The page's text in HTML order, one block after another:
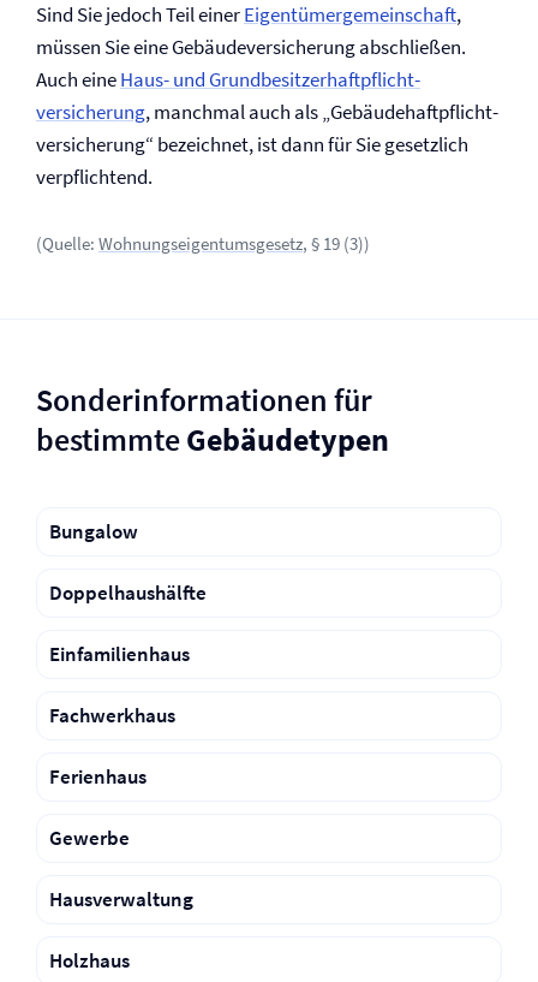
Sind Sie jedoch Teil einerEigentümer­gemeinschaft,
müssen Sie eine Gebäude­versicherung abschließen.
Auch eineHaus- und Grundbesitzer­haftpflicht­
versicherung, manchmal auch als „Gebäude­haftpflicht­
versicherung“ bezeichnet, ist dann für Sie gesetzlich
ver­pflichtend.
(Quelle: Wohnungseigentumsgesetz, § 19 (3))
Sonderinformationen für
bestimmteGebäudetypen
Bungalow
Doppelhaushälfte
Einfamilienhaus
Fachwerkhaus
Ferienhaus
Gewerbe
Haus­verwaltung
Holzhaus